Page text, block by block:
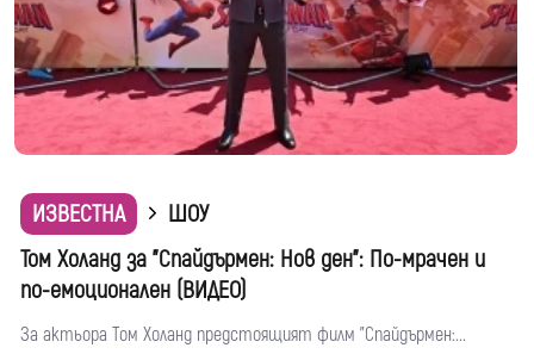
ИЗВЕСТНА
ШОУ
Том Холанд за "Спайдърмен: Нов ден": По-мрачен и
по-емоционален (ВИДЕО)
За актьора Том Холанд предстоящият филм "Спайдърмен:...